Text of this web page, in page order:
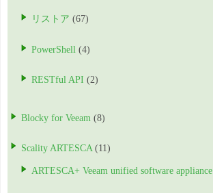
リストア (67)
PowerShell (4)
RESTful API (2)
Blocky for Veeam (8)
Scality ARTESCA (11)
ARTESCA+ Veeam unified software appliance